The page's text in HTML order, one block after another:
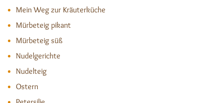
Mein Weg zur Kräuterküche
Mürbeteig pikant
Mürbeteig süß
Nudelgerichte
Nudelteig
Ostern